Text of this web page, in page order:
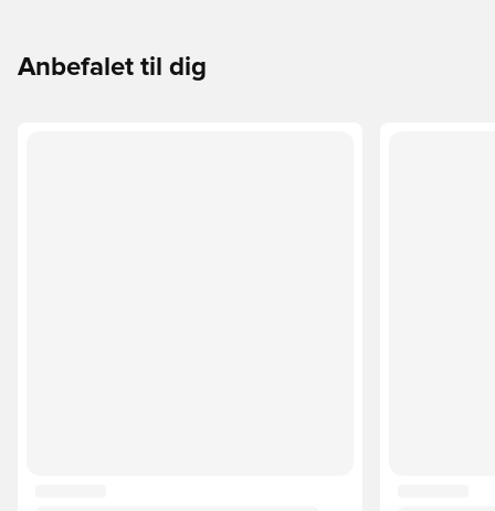
Anbefalet til dig